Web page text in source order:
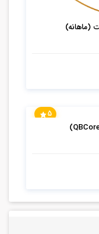
5